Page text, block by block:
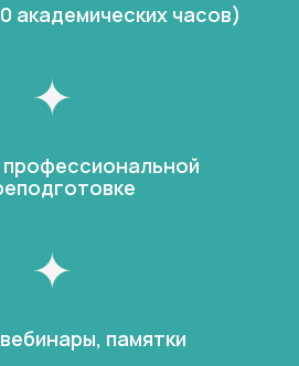
академических часов)
памятки